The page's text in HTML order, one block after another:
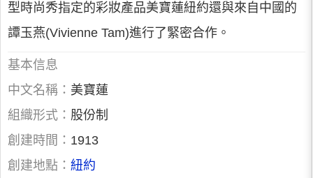
型時尚秀指定的彩妝產品美寶蓮紐約還與來自中國的
譚玉燕(Vivienne Tam)進行了緊密合作。
基本信息
中文名稱： 美寶蓮
組織形式： 股份制
創建時間： 1913
創建地點： 紐約